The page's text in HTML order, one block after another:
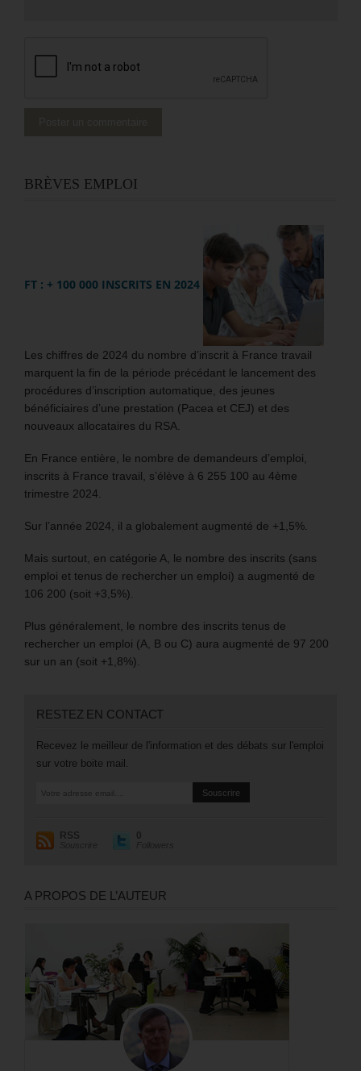
BRÈVES EMPLOI
FT : + 100 000 INSCRITS EN 2024
Les chiffres de 2024 du nombre d’inscrit à France travail
marquent la fin de la période précédant le lancement des
procédures d’inscription automatique, des jeunes
bénéficiaires d’une prestation (Pacea et CEJ) et des
nouveaux allocataires du RSA.
En France entière, le nombre de demandeurs d’emploi,
inscrits à France travail, s’élève à 6 255 100 au 4ème
trimestre 2024.
Sur l’année 2024, il a globalement augmenté de +1,5%.
Mais surtout, en catégorie A, le nombre des inscrits (sans
emploi et tenus de rechercher un emploi) a augmenté de
106 200 (soit +3,5%).
Plus généralement, le nombre des inscrits tenus de
rechercher un emploi (A, B ou C) aura augmenté de 97 200
sur un an (soit +1,8%).
RESTEZ EN CONTACT
Recevez le meilleur de l'information et des débats sur l'emploi
sur votre boite mail.
RSS
Souscrire
0
Followers
A PROPOS DE L’AUTEUR